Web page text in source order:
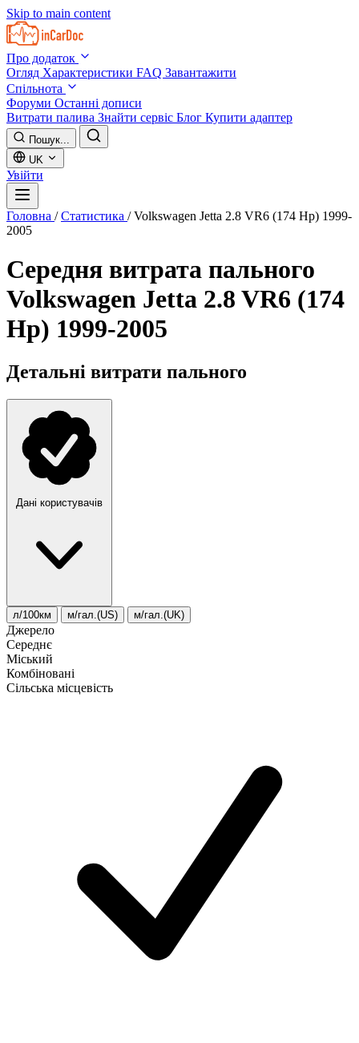
Skip to main content
Про додаток
Огляд Характеристики FAQ Завантажити
Спільнота
Форуми Останні дописи
Витрати палива Знайти сервіс Блог Купити адаптер
Пошук...
UK
Увійти
Головна / Статистика / Volkswagen Jetta 2.8 VR6 (174 Hp) 1999-
2005
Середня витрата пального
Volkswagen Jetta 2.8 VR6 (174
Hp) 1999-2005
Детальні витрати пального
Дані користувачів
л/100км м/гал.(US) м/гал.(UK)
Джерело
Середнє
Міський
Комбіновані
Сільська місцевість